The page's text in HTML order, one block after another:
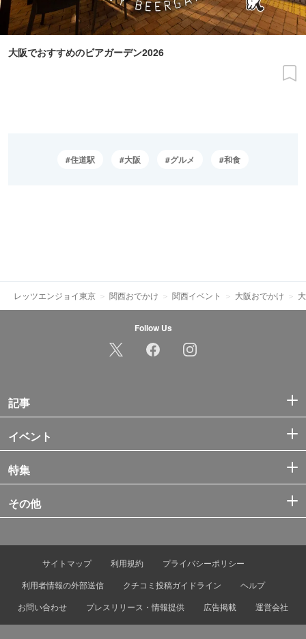
大阪でおすすめのビアガーデン2026
住道駅 大阪 グルメ 和食
レッツエンジョイ東京 関西おでかけ 関西イベント 大阪おでかけ
Follow Us
記事
イベント
特集
その他
サイトマップ 利用規約
プライバシーポリシー
利用者情報の外部送信
クチコミ投稿ガイドライン
ヘルプ
お問い合わせ
プレスリリース・情報提供 広告掲載 運営会社